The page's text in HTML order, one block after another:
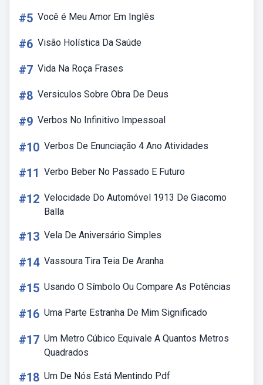
#5 Você é Meu Amor Em Inglês
#6 Visão Holística Da Saúde
#7 Vida Na Roça Frases
#8 Versiculos Sobre Obra De Deus
#9 Verbos No Infinitivo Impessoal
#10 Verbos De Enunciação 4 Ano Atividades
#11 Verbo Beber No Passado E Futuro
#12 Velocidade Do Automóvel 1913 De Giacomo
Balla
#13 Vela De Aniversário Simples
#14 Vassoura Tira Teia De Aranha
#15 Usando O Símbolo Ou Compare As Potências
#16 Uma Parte Estranha De Mim Significado
#17 Um Metro Cúbico Equivale A Quantos Metros
Quadrados
#18 Um De Nós Está Mentindo Pdf